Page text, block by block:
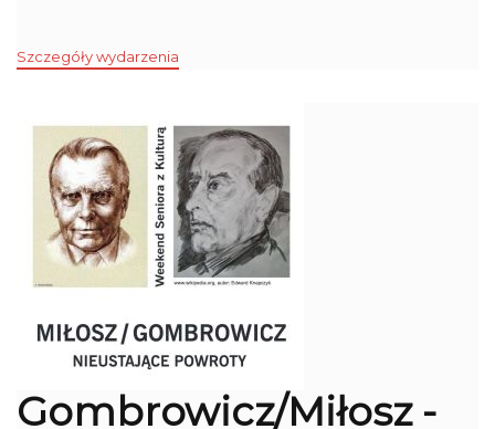
Szczegóły wydarzenia
Gombrowicz/Miłosz -